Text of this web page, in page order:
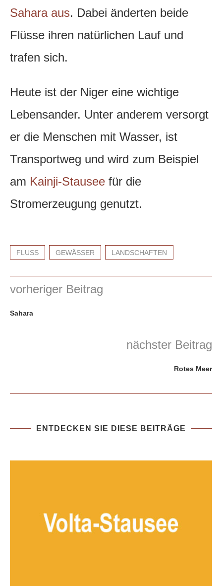
Sahara aus. Dabei änderten beide
Flüsse ihren natürlichen Lauf und
trafen sich.
Heute ist der Niger eine wichtige
Lebensander. Unter anderem versorgt
er die Menschen mit Wasser, ist
Transportweg und wird zum Beispiel
am Kainji-Stausee für die
Stromerzeugung genutzt.
FLUSS GEWÄSSER LANDSCHAFTEN
vorheriger Beitrag
Sahara
nächster Beitrag
Rotes Meer
ENTDECKEN SIE DIESE BEITRÄGE